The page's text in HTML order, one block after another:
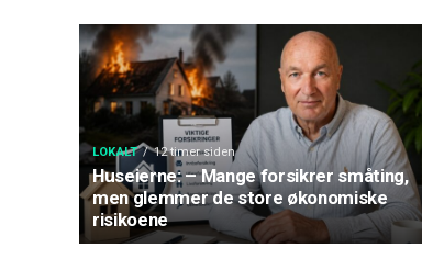
LOKALT 12 timer siden
Huseierne: – Mange forsikrer småting,
men glemmer de store økonomiske
risikoene